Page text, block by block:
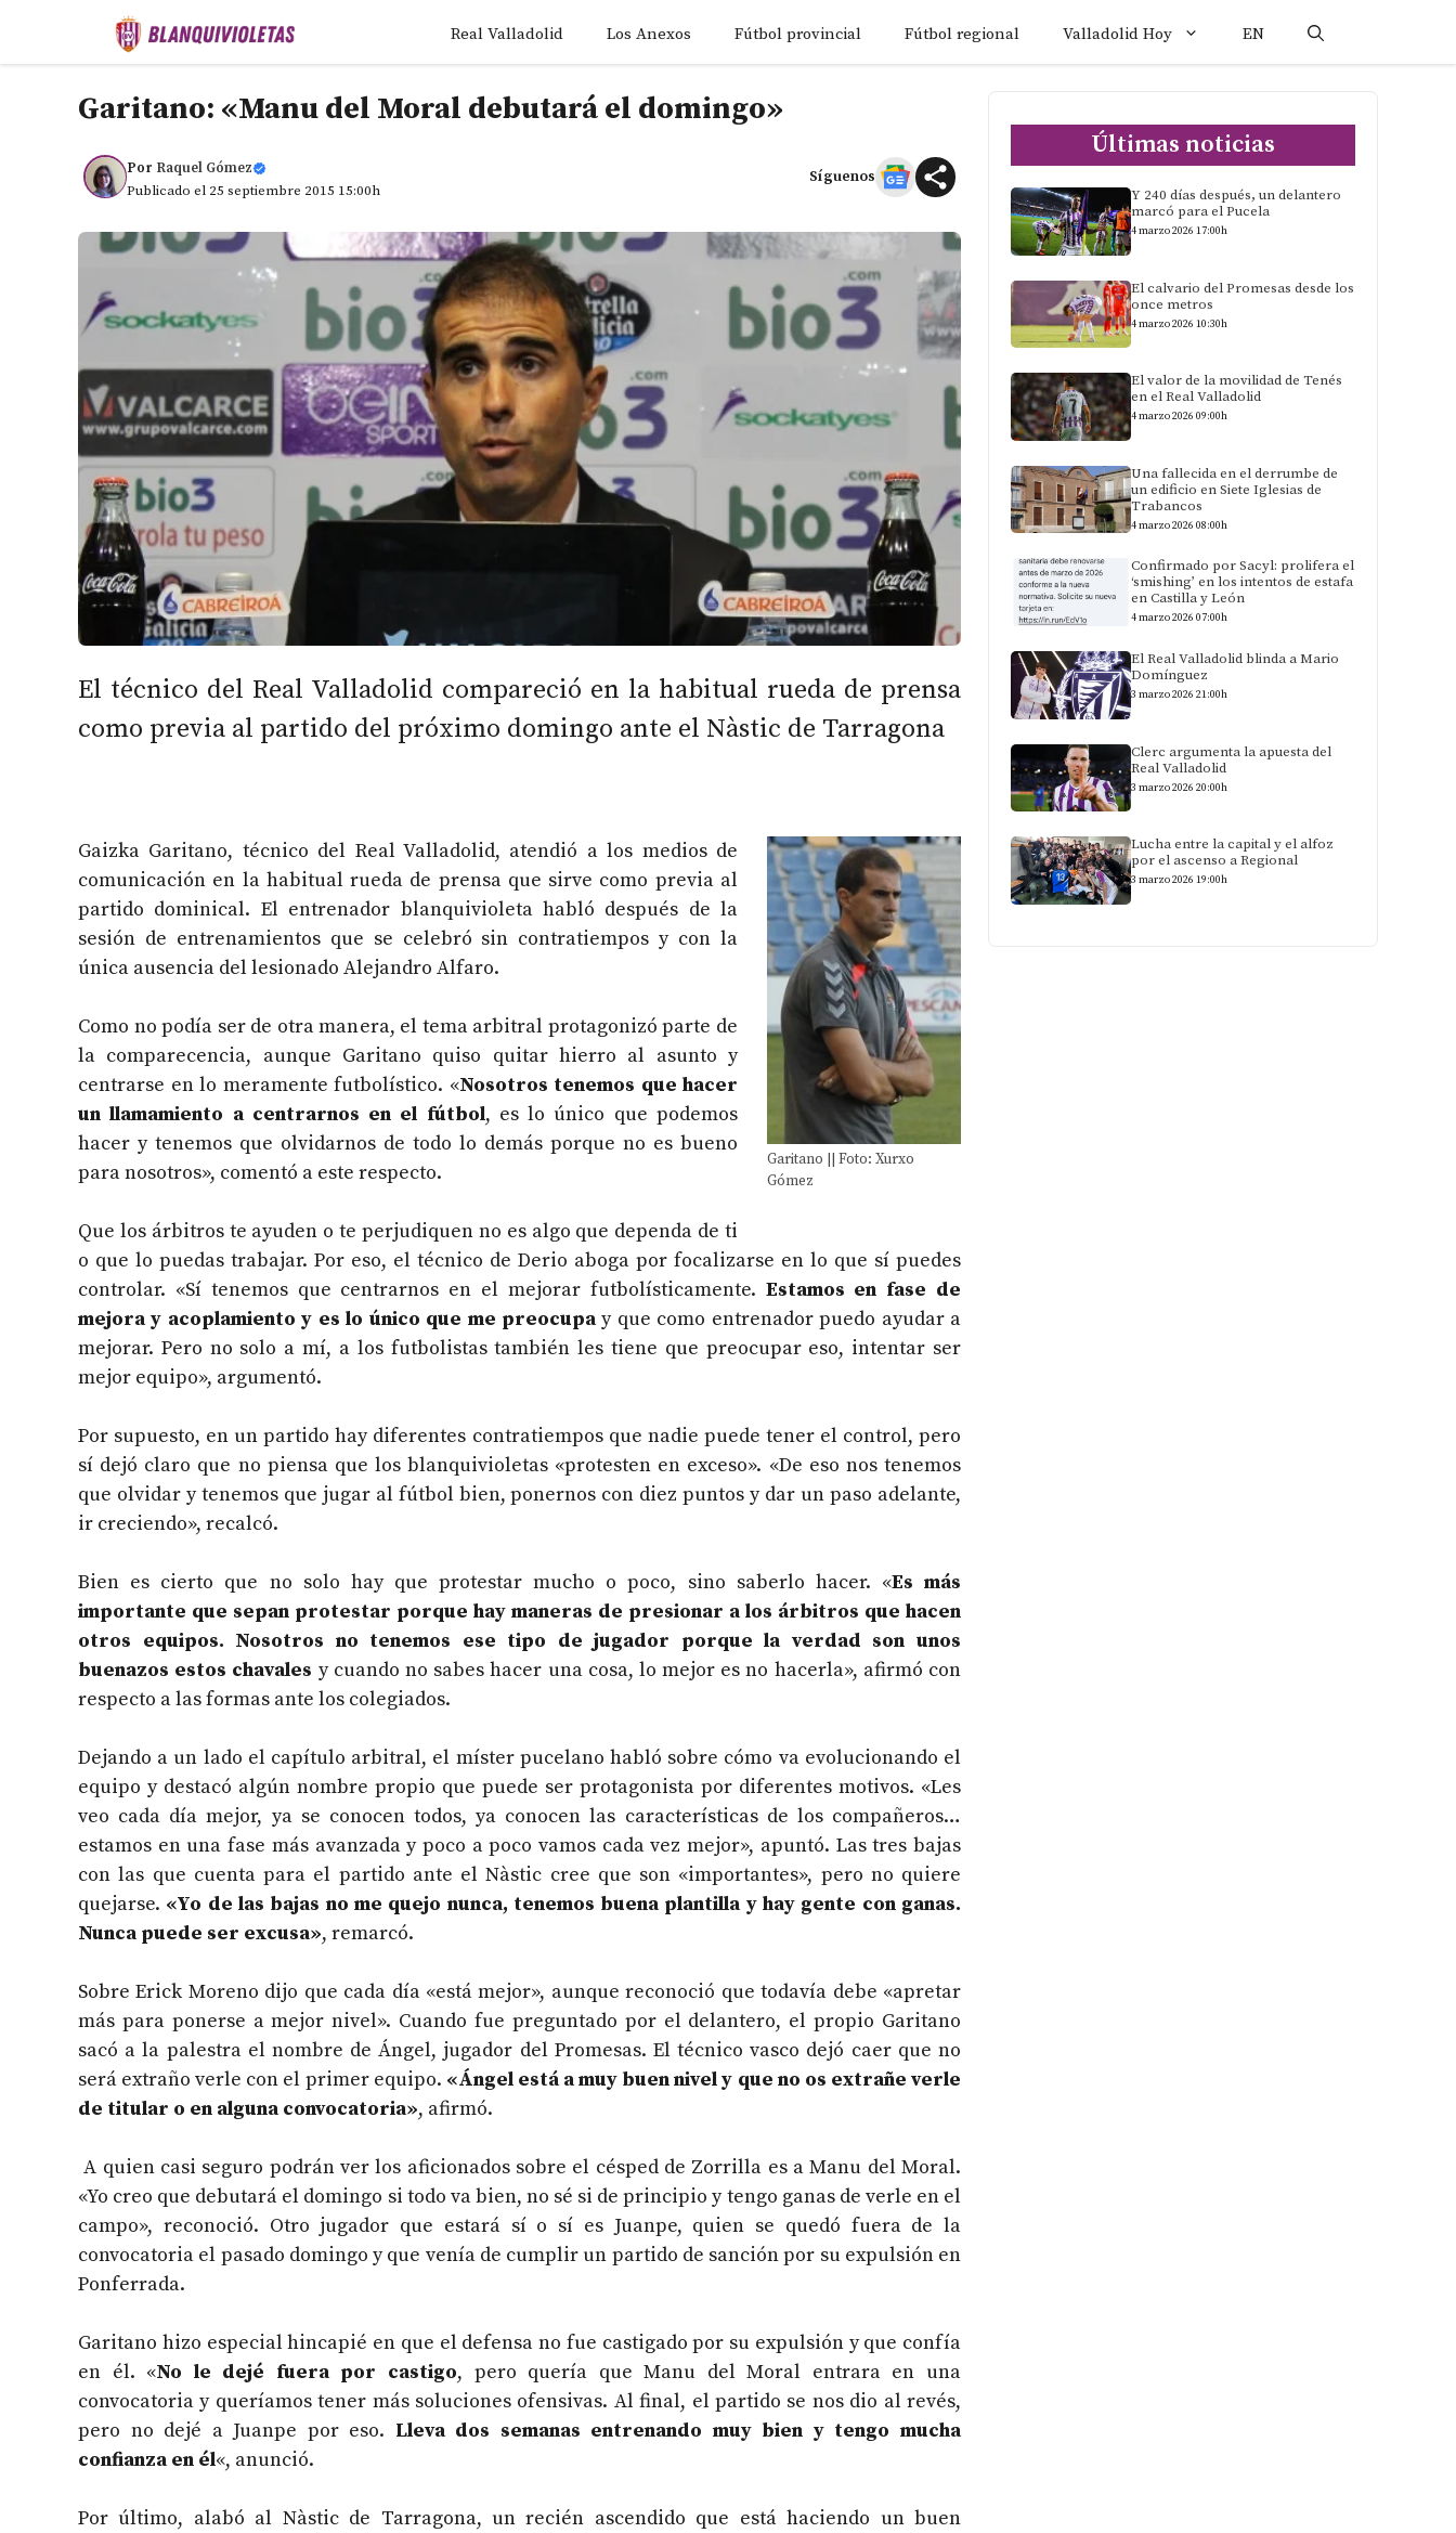
Real Valladolid Los Anexos Fútbol provincial Fútbol regional Valladolid Hoy EN
Garitano: «Manu del Moral debutará el domingo»
Por Raquel Gómez
Publicado el 25 septiembre 2015 15:00h
Síguenos
El técnico del Real Valladolid compareció en la habitual rueda de prensa
como previa al partido del próximo domingo ante el Nàstic de Tarragona
Garitano || Foto: Xurxo
Gómez
Gaizka Garitano, técnico del Real Valladolid, atendió a los medios de
comunicación en la habitual rueda de prensa que sirve como previa al
partido dominical. El entrenador blanquivioleta habló después de la
sesión de entrenamientos que se celebró sin contratiempos y con la
única ausencia del lesionado Alejandro Alfaro.
Como no podía ser de otra manera, el tema arbitral protagonizó parte de
la comparecencia, aunque Garitano quiso quitar hierro al asunto y
centrarse en lo meramente futbolístico. «Nosotros tenemos que hacer
un llamamiento a centrarnos en el fútbol, es lo único que podemos
hacer y tenemos que olvidarnos de todo lo demás porque no es bueno
para nosotros», comentó a este respecto.
Que los árbitros te ayuden o te perjudiquen no es algo que dependa de ti
o que lo puedas trabajar. Por eso, el técnico de Derio aboga por focalizarse en lo que sí puedes
controlar. «Sí tenemos que centrarnos en el mejorar futbolísticamente. Estamos en fase de
mejora y acoplamiento y es lo único que me preocupay que como entrenador puedo ayudar a
mejorar. Pero no solo a mí, a los futbolistas también les tiene que preocupar eso, intentar ser
mejor equipo», argumentó.
Por supuesto, en un partido hay diferentes contratiempos que nadie puede tener el control, pero
sí dejó claro que no piensa que los blanquivioletas «protesten en exceso». «De eso nos tenemos
que olvidar y tenemos que jugar al fútbol bien, ponernos con diez puntos y dar un paso adelante,
ir creciendo», recalcó.
Bien es cierto que no solo hay que protestar mucho o poco, sino saberlo hacer. «Es más
importante que sepan protestar porque hay maneras de presionar a los árbitros que hacen
otros equipos. Nosotros no tenemos ese tipo de jugador porque la verdad son unos
buenazos estos chavales y cuando no sabes hacer una cosa, lo mejor es no hacerla», afirmó con
respecto a las formas ante los colegiados.
Dejando a un lado el capítulo arbitral, el míster pucelano habló sobre cómo va evolucionando el
equipo y destacó algún nombre propio que puede ser protagonista por diferentes motivos. «Les
veo cada día mejor, ya se conocen todos, ya conocen las características de los compañeros…
estamos en una fase más avanzada y poco a poco vamos cada vez mejor», apuntó. Las tres bajas
con las que cuenta para el partido ante el Nàstic cree que son «importantes», pero no quiere
quejarse. «Yo de las bajas no me quejo nunca, tenemos buena plantilla y hay gente con ganas.
Nunca puede ser excusa», remarcó.
Sobre Erick Moreno dijo que cada día «está mejor», aunque reconoció que todavía debe «apretar
más para ponerse a mejor nivel». Cuando fue preguntado por el delantero, el propio Garitano
sacó a la palestra el nombre de Ángel, jugador del Promesas. El técnico vasco dejó caer que no
será extraño verle con el primer equipo. «Ángel está a muy buen nivel y que no os extrañe verle
de titular o en alguna convocatoria», afirmó.
A quien casi seguro podrán ver los aficionados sobre el césped de Zorrilla es a Manu del Moral.
«Yo creo que debutará el domingo si todo va bien, no sé si de principio y tengo ganas de verle en el
campo», reconoció. Otro jugador que estará sí o sí es Juanpe, quien se quedó fuera de la
convocatoria el pasado domingo y que venía de cumplir un partido de sanción por su expulsión en
Ponferrada.
Garitano hizo especial hincapié en que el defensa no fue castigado por su expulsión y que confía
en él. «No le dejé fuera por castigo, pero quería que Manu del Moral entrara en una
convocatoria y queríamos tener más soluciones ofensivas. Al final, el partido se nos dio al revés,
pero no dejé a Juanpe por eso. Lleva dos semanas entrenando muy bien y tengo mucha
confianza en él«, anunció.
Por último, alabó al Nàstic de Tarragona, un recién ascendido que está haciendo un buen
Últimas noticias
Y 240 días después, un delantero
marcó para el Pucela
4 marzo 2026 17:00h
El calvario del Promesas desde los
once metros
4 marzo 2026 10:30h
El valor de la movilidad de Tenés
en el Real Valladolid
4 marzo 2026 09:00h
Una fallecida en el derrumbe de
un edificio en Siete Iglesias de
Trabancos
4 marzo 2026 08:00h
Confirmado por Sacyl: prolifera el
‘smishing’ en los intentos de estafa
en Castilla y León
4 marzo 2026 07:00h
El Real Valladolid blinda a Mario
Domínguez
3 marzo 2026 21:00h
Clerc argumenta la apuesta del
Real Valladolid
3 marzo 2026 20:00h
Lucha entre la capital y el alfoz
por el ascenso a Regional
3 marzo 2026 19:00h